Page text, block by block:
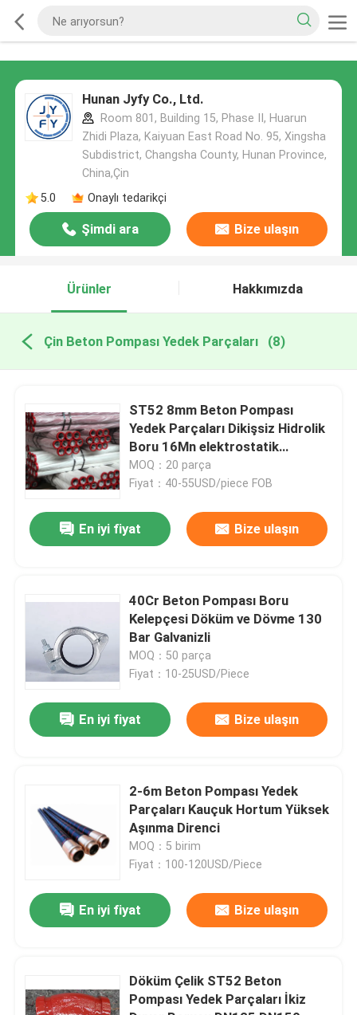
Hunan Jyfy Co., Ltd.
Room 801, Building 15, Phase II, Huarun
Zhidi Plaza, Kaiyuan East Road No. 95, Xingsha
Subdistrict, Changsha County, Hunan Province,
China,Çin
5.0
Onaylı tedarikçi
Şimdi ara Bize ulaşın
Ürünler Hakkımızda
Çin Beton Pompası Yedek Parçaları (8)
ST52 8mm Beton Pompası
Yedek Parçaları Dikişsiz Hidrolik
Boru 16Mn elektrostatik
püskürtme
MOQ：20 parça
Fiyat：40-55USD/piece FOB
En iyi fiyat Bize ulaşın
40Cr Beton Pompası Boru
Kelepçesi Döküm ve Dövme 130
Bar Galvanizli
MOQ：50 parça
Fiyat：10-25USD/Piece
En iyi fiyat Bize ulaşın
2-6m Beton Pompası Yedek
Parçaları Kauçuk Hortum Yüksek
Aşınma Direnci
MOQ：5 birim
Fiyat：100-120USD/Piece
En iyi fiyat Bize ulaşın
Döküm Çelik ST52 Beton
Pompası Yedek Parçaları İkiz